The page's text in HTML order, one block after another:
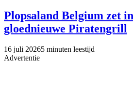
Plopsaland Belgium zet
gloednieuwe Piratengrill
16 juli 20265 minuten leestijd
Advertentie